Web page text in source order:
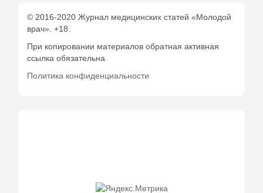
© 2016-2020 Журнал медицинских статей «Молодой
врач». +18.
При копировании материалов обратная активная
ссылка обязательна
Политика конфиденциальности